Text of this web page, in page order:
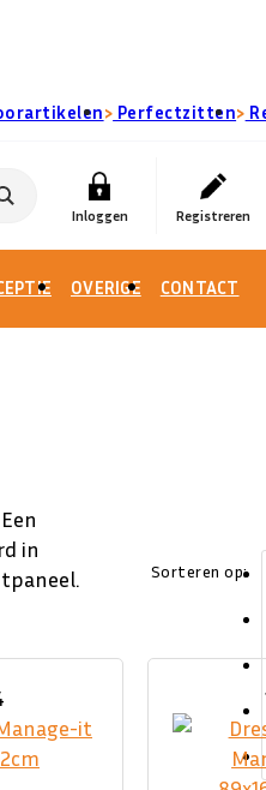
› Perfectzitten›
OVERIGE CONTACT
in
Sorteren op: